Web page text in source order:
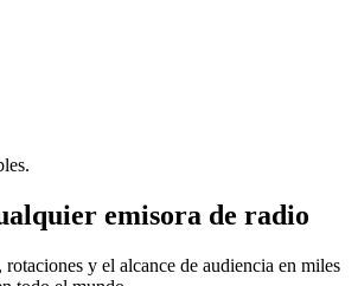
emisora de radio
y el alcance de audiencia en miles